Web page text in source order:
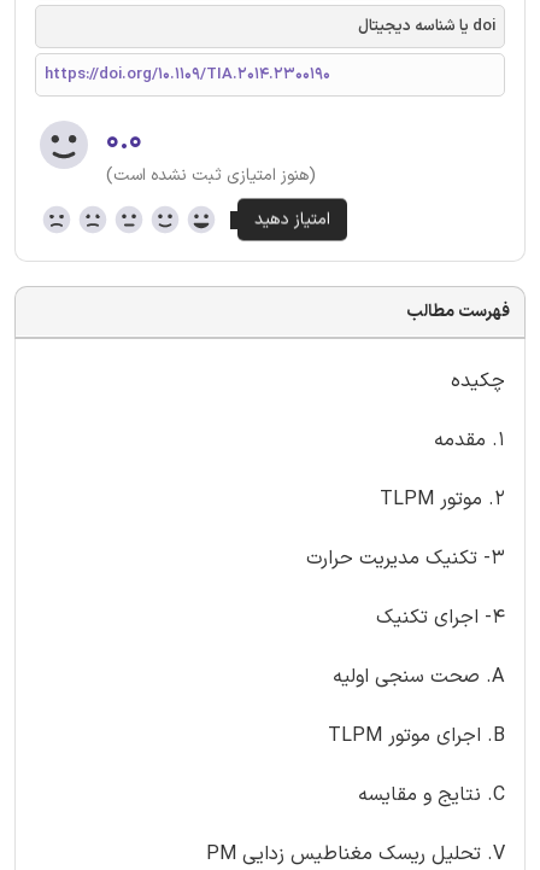
doi یا شناسه دیجیتال
https://doi.org/10.1109/TIA.2014.2300190
۰.۰
(هنوز امتیازی ثبت نشده است)
فهرست مطالب
چکیده
1. مقدمه
2. موتور TLPM
3- تکنیک مدیریت حرارت
4- اجرای تکنیک
A. صحت سنجی اولیه
B. اجرای موتور TLPM
C. نتایج و مقایسه
V. تحلیل ریسک مغناطیس زدایی PM